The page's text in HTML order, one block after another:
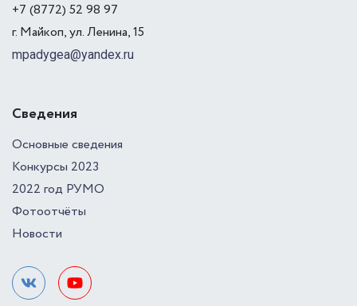
+7 (8772) 52 98 97
г. Майкоп, ул. Ленина, 15
mpadygea@yandex.ru
Сведения
Основные сведения
Конкурсы 2023
2022 год РУМО
Фотоотчёты
Новости